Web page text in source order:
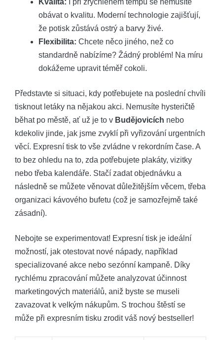
Kvalita: I při zrychleném tempu se nemusíte
obávat o kvalitu. Moderní technologie zajišťují,
že potisk zůstává ostrý a barvy živé.
Flexibilita: Chcete něco jiného, než co
standardně nabízíme? Žádný problém! Na míru
dokážeme upravit téměř cokoli.
Představte si situaci, kdy potřebujete na poslední chvíli
tisknout letáky na nějakou akci. Nemusíte hysteričtě
běhat po městě, ať už je to v Budějovicích nebo
kdekoliv jinde, jak jsme zvyklí při vyřizování urgentních
věcí. Expresní tisk to vše zvládne v rekordním čase. A
to bez ohledu na to, zda potřebujete plakáty, vizitky
nebo třeba kalendáře. Stačí zadat objednávku a
následně se můžete věnovat důležitějším věcem, třeba
organizaci kávového bufetu (což je samozřejmě také
zásadní).
Nebojte se experimentovat! Expresní tisk je ideální
možností, jak otestovat nové nápady, například
specializované akce nebo sezónní kampaně. Díky
rychlému zpracování můžete analyzovat účinnost
marketingových materiálů, aniž byste se museli
zavazovat k velkým nákupům. S trochou štěstí se
může při expresním tisku zrodit váš nový bestseller!